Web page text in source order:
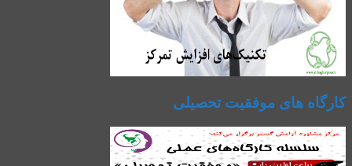
کارگاه های موفقیت تحصیلی